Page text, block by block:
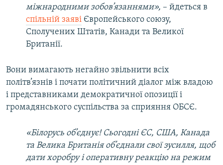
міжнародними зобов’язаннями», – йдеться в
спільній заяві Європейського союзу,
Сполучених Штатів, Канади та Великої
Британії.
Вони вимагають негайно звільнити всіх
політв’язнів і почати політичний діалог між владою
і представниками демократичної опозиції і
громадянського суспільства за сприяння ОБСЄ.
«Білорусь об’єднує! Сьогодні ЄС, США, Канада
та Велика Британія об’єднали свої зусилля, щоб
дати хоробру і оперативну реакцію на режим